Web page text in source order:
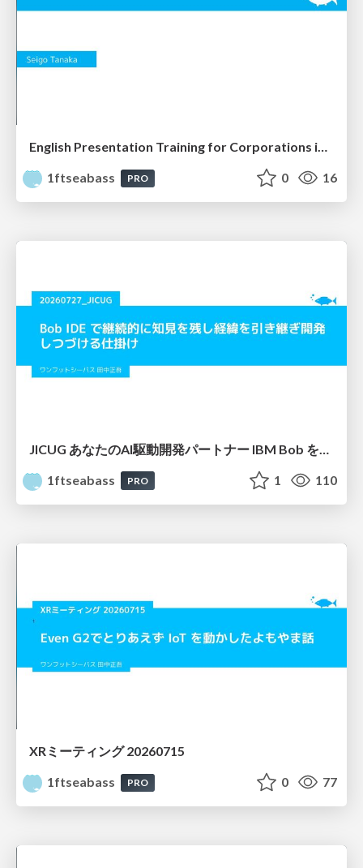
English Presentation Training for Corporations in Mokuhari
1ftseabass
PRO 0 16
1ftseabass
PRO 1 110
XRミーティング 20260715
1ftseabass
PRO 0 77